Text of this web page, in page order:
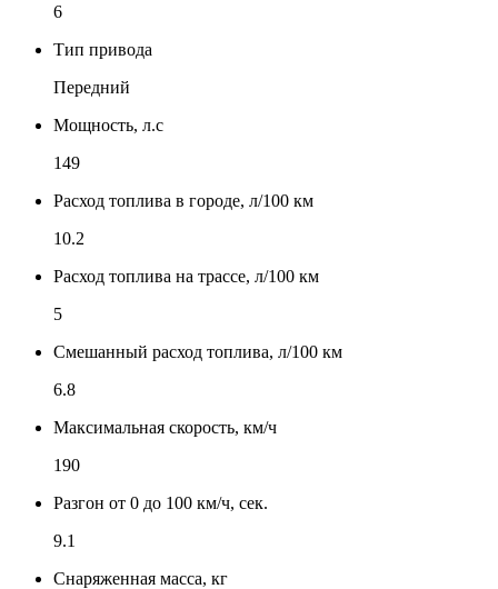
6
Тип привода
Передний
Мощность, л.с
149
Расход топлива в городе, л/100 км
10.2
Расход топлива на трассе, л/100 км
5
Смешанный расход топлива, л/100 км
6.8
Максимальная скорость, км/ч
190
Разгон от 0 до 100 км/ч, сек.
9.1
Снаряженная масса, кг